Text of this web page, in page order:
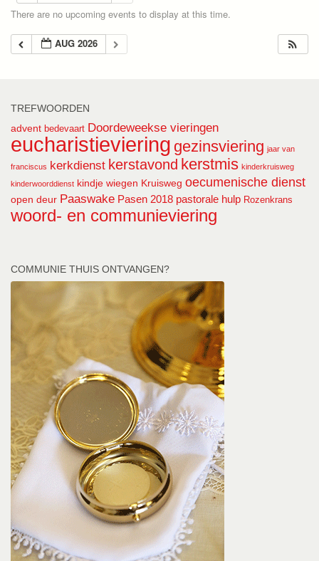
There are no upcoming events to display at this time.
AUG 2026
TREFWOORDEN
advent bedevaart Doordeweekse vieringen
eucharistieviering gezinsviering jaar van
franciscus kerkdienst kerstavond kerstmis kinderkruisweg
kinderwoorddienst kindje wiegen Kruisweg oecumenische dienst
open deur Paaswake Pasen 2018 pastorale hulp Rozenkrans
woord- en communieviering
COMMUNIE THUIS ONTVANGEN?